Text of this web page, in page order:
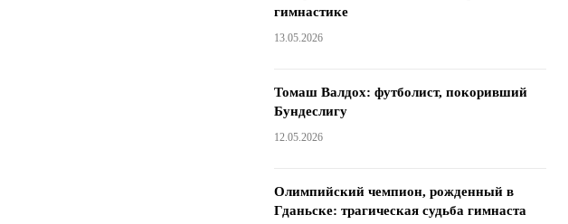
гимнастике
13.05.2026
Томаш Валдох: футболист, покоривший
Бундеслигу
12.05.2026
Олимпийский чемпион, рожденный в
Гданьске: трагическая судьба гимнаста